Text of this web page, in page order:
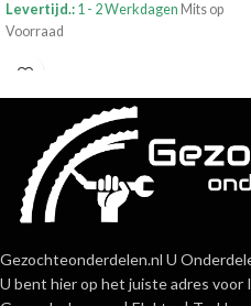
Levertijd.: 1 - 2 Werkdagen Mits op
Voorraad
Gezochteonderdelen.nl U
U bent hier op het juiste adres voor